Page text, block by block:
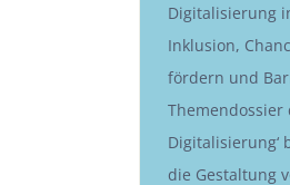
Digitalisierung
Inklusion,
fördern und
Themendossier
die Gestaltung